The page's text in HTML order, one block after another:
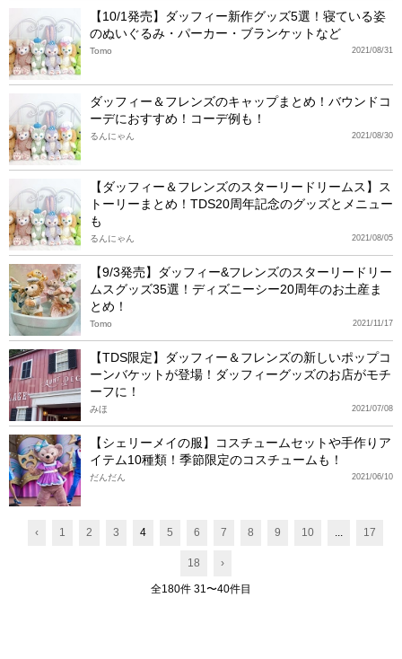
【10/1発売】ダッフィー新作グッズ5選！寝ている姿
のぬいぐるみ・パーカー・ブランケットなど
2021/08/31
Tomo
ダッフィー＆フレンズのキャップまとめ！バウンドコ
ーデにおすすめ！コーデ例も！
2021/08/30
るんにゃん
【ダッフィー＆フレンズのスターリードリームス】ス
トーリーまとめ！TDS20周年記念のグッズとメニュー
も
2021/08/05
るんにゃん
【9/3発売】ダッフィー&フレンズのスターリードリー
ムスグッズ35選！ディズニーシー20周年のお土産ま
とめ！
2021/11/17
Tomo
【TDS限定】ダッフィー＆フレンズの新しいポップコ
ーンバケットが登場！ダッフィーグッズのお店がモチ
ーフに！
2021/07/08
みほ
【シェリーメイの服】コスチュームセットや手作りア
イテム10種類！季節限定のコスチュームも！
2021/06/10
だんだん
‹ 1 2 3 4 5 6 7 8 9 10 ... 17
18 ›
全180件 31〜40件目